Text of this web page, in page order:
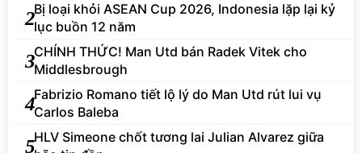
2Bị loại khỏi ASEAN Cup 2026, Indonesia lặp lại kỷ
lục buồn 12 năm
3CHÍNH THỨC! Man Utd bán Radek Vitek cho
Middlesbrough
4Fabrizio Romano tiết lộ lý do Man Utd rút lui vụ
Carlos Baleba
5HLV Simeone chốt tương lai Julian Alvarez giữa